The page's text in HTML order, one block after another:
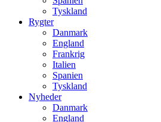
Tyskland
Rygter
Danmark
England
Frankrig
Italien
Spanien
Tyskland
Nyheder
Danmark
England